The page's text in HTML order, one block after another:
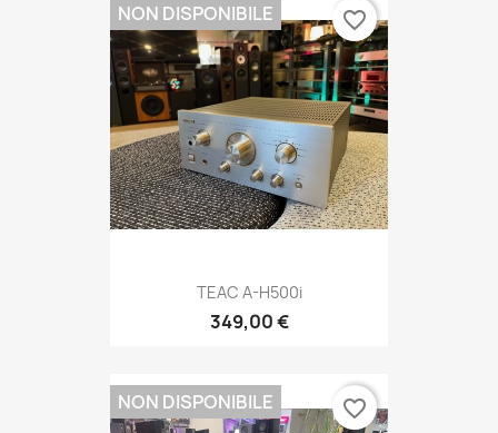
TEAC A-H500i
349,00 €
NON DISPONIBILE favorite_border
NON DISPONIBILE favorite_border